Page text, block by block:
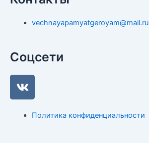
vechnayapamyatgeroyam@mail.ru
Соцсети
V
k
Политика конфиденциальности